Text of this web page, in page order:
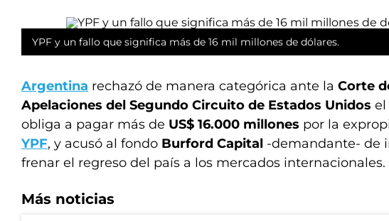
YPF y un fallo que significa más de 16 mil millones de dólares.
Argentina rechazó de manera categórica ante la Corte
Apelaciones del Segundo Circuito de Estados Unidos el
obliga a pagar más de US$ 16.000 millones por la
YPF, y acusó al fondo Burford Capital -demandante- de
frenar el regreso del país a los mercados internacionales.
Más noticias